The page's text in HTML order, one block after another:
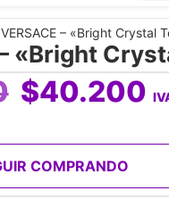
– «Bright Crystal
«Bright
$40.200
COMPRANDO